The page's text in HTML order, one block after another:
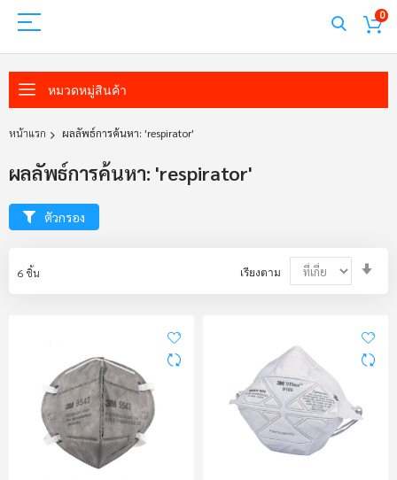
0
หมวดหมู่สินค้า
หน้าแรก ผลลัพธ์การค้นหา: 'respirator'
ผลลัพธ์การค้นหา: 'respirator'
6 ชิ้น เรียงตาม
ตัวกรอง